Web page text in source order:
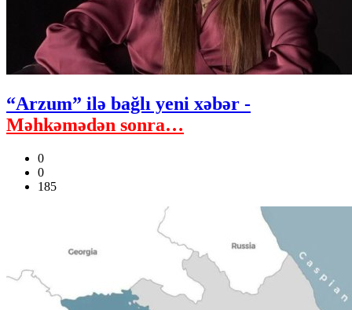
“Arzum” ilə bağlı yeni xəbər -
Məhkəmədən sonra…
0
0
185